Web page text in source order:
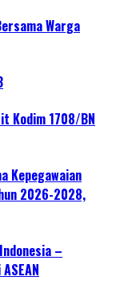
Warga
Kodim 1708/BN
Kepegawaian
2026-2028,
–